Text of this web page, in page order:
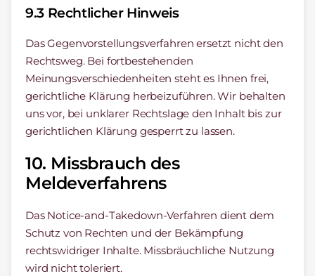
9.3 Rechtlicher Hinweis
Das Gegenvorstellungsverfahren ersetzt nicht den
Rechtsweg. Bei fortbestehenden
Meinungsverschiedenheiten steht es Ihnen frei,
gerichtliche Klärung herbeizuführen. Wir behalten
uns vor, bei unklarer Rechtslage den Inhalt bis zur
gerichtlichen Klärung gesperrt zu lassen.
10. Missbrauch des
Meldeverfahrens
Das Notice-and-Takedown-Verfahren dient dem
Schutz von Rechten und der Bekämpfung
rechtswidriger Inhalte. Missbräuchliche Nutzung
wird nicht toleriert.